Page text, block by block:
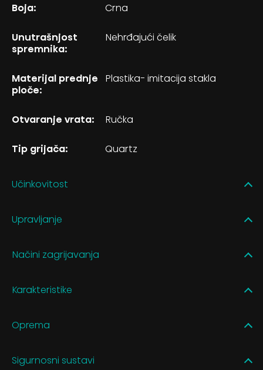
Boja: Crna
Unutrašnjost
spremnika:
Nehrđajući čelik
Materijal prednje
ploče:
Plastika- imitacija stakla
Otvaranje vrata: Ručka
Tip grijača: Quartz
Učinkovitost
Upravljanje
Načini zagrijavanja
Karakteristike
Oprema
Sigurnosni sustavi